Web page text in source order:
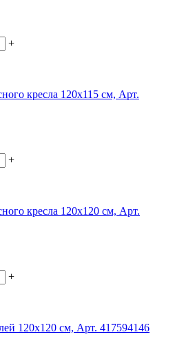
+
кресла 120х115 см, Арт.
+
кресла 120х120 см, Арт.
+
120х120 см, Арт. 417594146